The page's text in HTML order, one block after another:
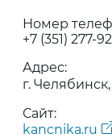
Номер
+7 (351) 277-
Адрес:
г.
Сайт:
kancnika.ru